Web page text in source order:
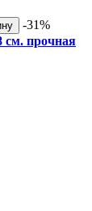
-31%
см. прочная